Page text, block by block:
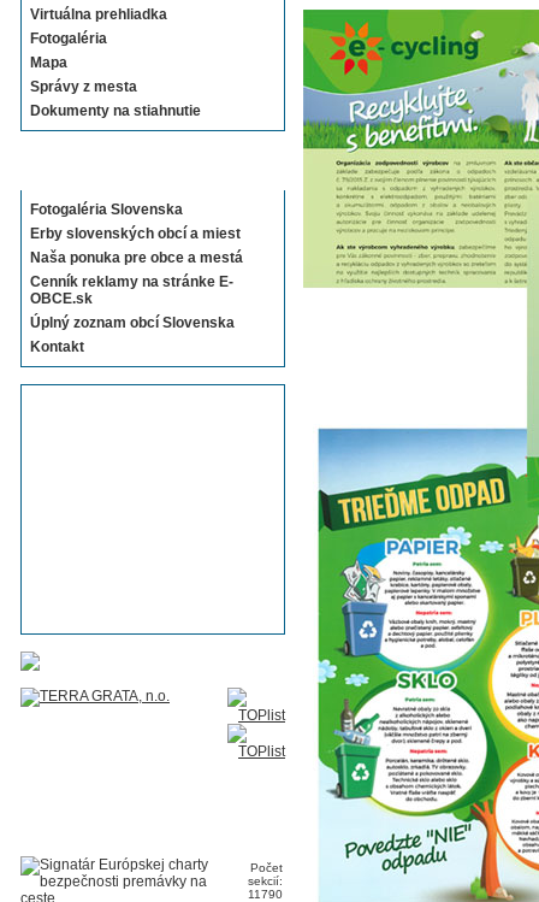
Virtuálna prehliadka
Fotogaléria
Mapa
Správy z mesta
Dokumenty na stiahnutie
Fotogaléria Slovenska
Erby slovenských obcí a miest
Naša ponuka pre obce a mestá
Cenník reklamy na stránke E-
OBCE.sk
Úplný zoznam obcí Slovenska
Kontakt
Počet
sekcií:
11790